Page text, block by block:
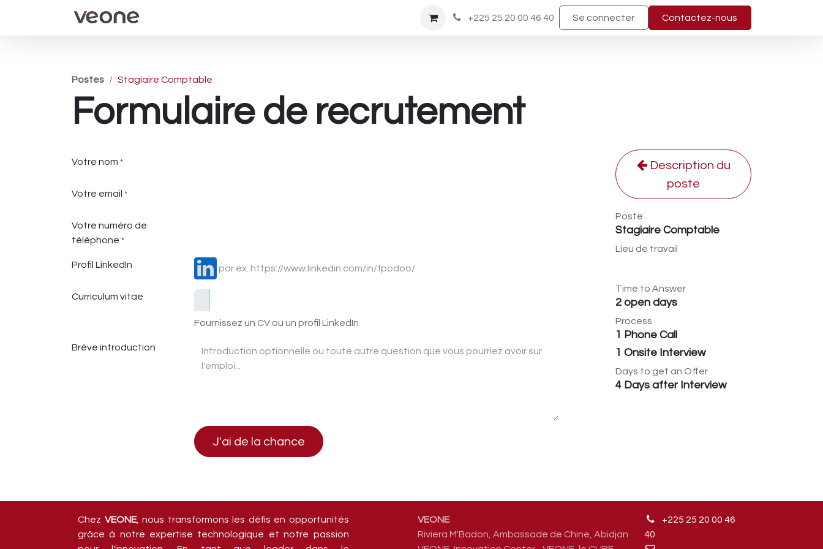
Boutique +225 25 20 00 46 40 Se connecter Contactez-nous
Postes Stagiaire Comptable
Formulaire de recrutement
Votre nom *
Votre email *
Votre numéro de
téléphone *
Profil LinkedIn
Curriculum vitae
Fournissez un CV ou un profil LinkedIn
Brève introduction
J'ai de la chance
Description du
poste
Poste
Stagiaire Comptable
Lieu de travail
Time to Answer
2 open days
Process
1 Phone Call
1 Onsite Interview
Days to get an Offer
4 Days after Interview
Chez VEONE, nous transformons les défis en opportunités
grâce à notre expertise technologique et notre passion
+225 25 20 00 46
40
VEONE
Riviera M'Badon, Ambassade de Chine, Abidjan